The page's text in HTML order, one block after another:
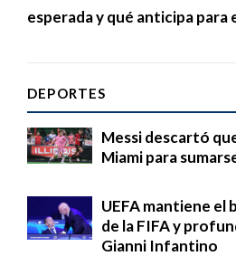
esperada y qué anticipa para
DEPORTES
Messi descartó
Miami para
UEFA mantiene
de la FIFA y
Gianni Infantino